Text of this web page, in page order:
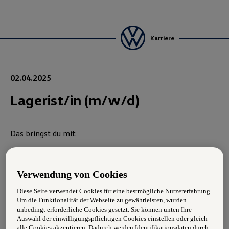
Karriere
02.04.2025
Lagerist/in (m/w/d)
Das bringst du mit:
Sauberkeit in der geleisteten Arbeit
Pünktlichkeit
Teamfähigkeit
Verwendung von Cookies
Diese Seite verwendet Cookies für eine bestmögliche Nutzererfahrung.
Um die Funktionalität der Webseite zu gewährleisten, wurden
unbedingt erforderliche Cookies gesetzt. Sie können unten Ihre
Auswahl der einwilligungspflichtigen Cookies einstellen oder gleich